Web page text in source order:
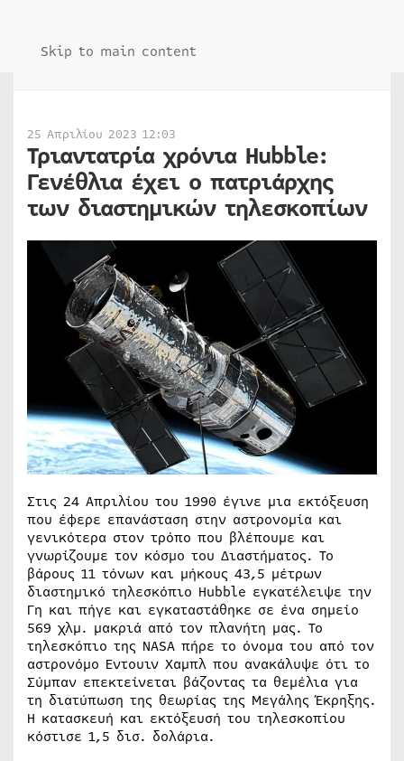
Skip to main content
25 Απριλίου 2023 12:03
Τριαντατρία χρόνια Hubble:
Γενέθλια έχει ο πατριάρχης
των διαστημικών τηλεσκοπίων
Στις 24 Απριλίου του 1990 έγινε μια εκτόξευση
που έφερε επανάσταση στην αστρονομία και
γενικότερα στον τρόπο που βλέπουμε και
γνωρίζουμε τον κόσμο του Διαστήματος. Το
βάρους 11 τόνων και μήκους 43,5 μέτρων
διαστημικό τηλεσκόπιο Hubble εγκατέλειψε την
Γη και πήγε και εγκαταστάθηκε σε ένα σημείο
569 χλμ. μακριά από τον πλανήτη μας. Το
τηλεσκόπιο της NASA πήρε το όνομα του από τον
αστρονόμο Εντουιν Χαμπλ που ανακάλυψε ότι το
Σύμπαν επεκτείνεται βάζοντας τα θεμέλια για
τη διατύπωση της θεωρίας της Μεγάλης Έκρηξης.
Η κατασκευή και εκτόξευσή του τηλεσκοπίου
κόστισε 1,5 δισ. δολάρια.